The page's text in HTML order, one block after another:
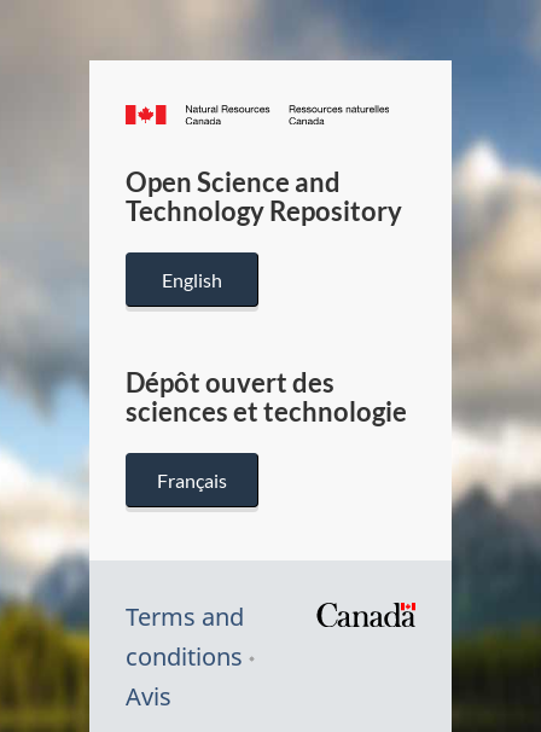
Canada.ca
/
Canada
Open Science and
Technology Repository
English
Dépôt ouvert des
sciences et technologie
Français
Terms and
conditions
Avis
Symbole